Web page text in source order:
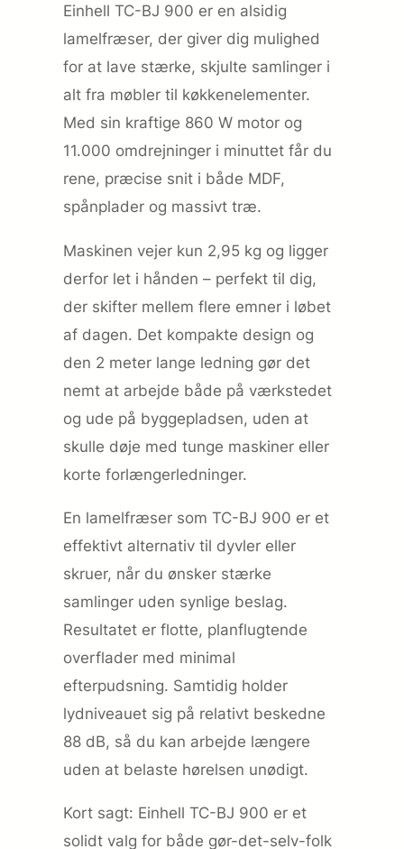
Einhell TC-BJ 900 er en alsidig
lamelfræser, der giver dig mulighed
for at lave stærke, skjulte samlinger i
alt fra møbler til køkken­elementer.
Med sin kraftige 860 W motor og
11.000 omdrejninger i minuttet får du
rene, præcise snit i både MDF,
spånplader og massivt træ.
Maskinen vejer kun 2,95 kg og ligger
derfor let i hånden – perfekt til dig,
der skifter mellem flere emner i løbet
af dagen. Det kompakte design og
den 2 meter lange ledning gør det
nemt at arbejde både på værkstedet
og ude på byggepladsen, uden at
skulle døje med tunge maskiner eller
korte forlængerledninger.
En lamelfræser som TC-BJ 900 er et
effektivt alternativ til dyvler eller
skruer, når du ønsker stærke
samlinger uden synlige beslag.
Resultatet er flotte, planflugtende
overflader med minimal
efterpudsning. Samtidig holder
lydniveauet sig på relativt beskedne
88 dB, så du kan arbejde længere
uden at belaste hørelsen unødigt.
Kort sagt: Einhell TC-BJ 900 er et
solidt valg for både gør-det-selv-folk